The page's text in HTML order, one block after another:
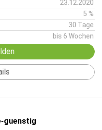
23.12.2020
5 %
30 Tage
bis 6 Wochen
guenstig